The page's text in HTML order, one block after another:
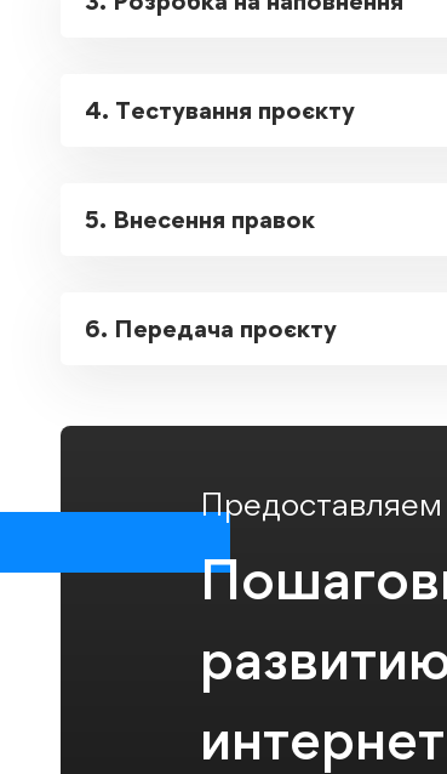
4. Тестування проєкту
5. Внесення правок
6. Передача проєкту